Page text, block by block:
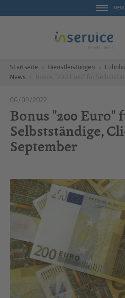
Startseite Dienstleistungen
News
06/09/2022
Bonus "200 Euro"
Selbstständige,
September